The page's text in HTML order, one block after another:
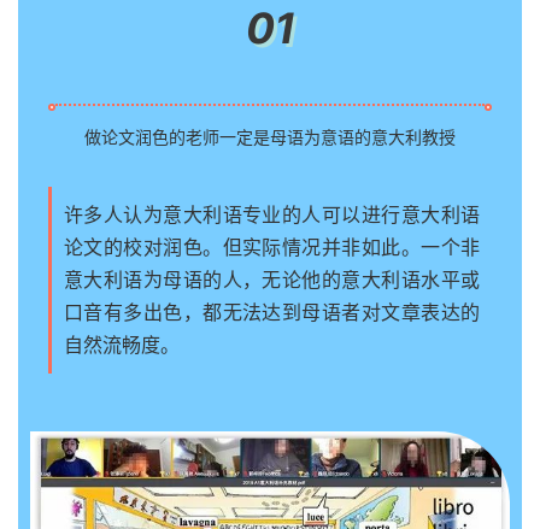
01
做论文润色的老师一定是母语为意语的意大利教授
许多人认为意大利语专业的人可以进行意大利语
论文的校对润色。但实际情况并非如此。一个非
意大利语为母语的人，无论他的意大利语水平或
口音有多出色，都无法达到母语者对文章表达的
自然流畅度。